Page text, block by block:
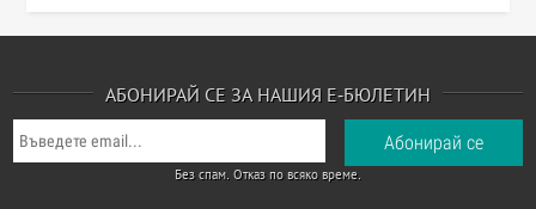
АБОНИРАЙ СЕ ЗА НАШИЯ Е-БЮЛЕТИН
Без спам. Отказ по всяко време.